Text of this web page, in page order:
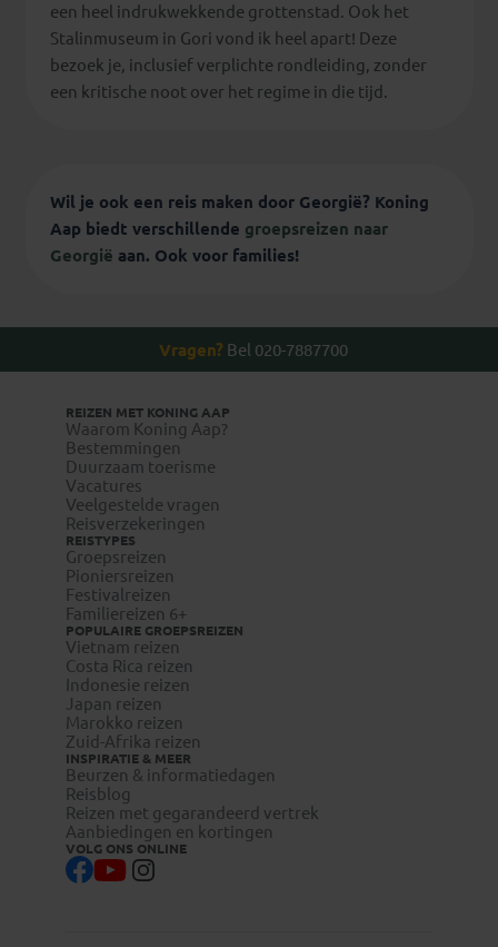
een heel indrukwekkende grottenstad. Ook het
Stalinmuseum in Gori vond ik heel apart! Deze
bezoek je, inclusief verplichte rondleiding, zonder
een kritische noot over het regime in die tijd.
Wil je ook een reis maken door Georgië? Koning
Aap biedt verschillende groepsreizen naar
Georgië aan. Ook voor families!
Vragen? Bel 020-7887700
REIZEN MET KONING AAP
Waarom Koning Aap?
Bestemmingen
Duurzaam toerisme
Vacatures
Veelgestelde vragen
Reisverzekeringen
REISTYPES
Groepsreizen
Pioniersreizen
Festivalreizen
Familiereizen 6+
POPULAIRE GROEPSREIZEN
Vietnam reizen
Costa Rica reizen
Indonesie reizen
Japan reizen
Marokko reizen
Zuid-Afrika reizen
INSPIRATIE & MEER
Beurzen & informatiedagen
Reisblog
Reizen met gegarandeerd vertrek
Aanbiedingen en kortingen
VOLG ONS ONLINE